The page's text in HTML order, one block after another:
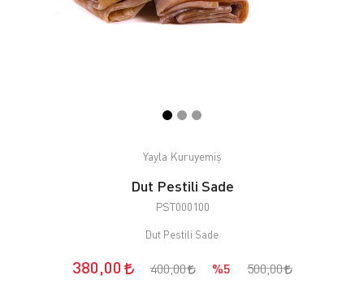
Yayla Kuruyemiş
Dut Pestili Sade
PST000100
Dut Pestili Sade
380,00 400,00 %5 500,00